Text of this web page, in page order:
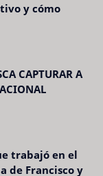
y cómo
CAPTURAR A
trabajó en el
de Francisco y